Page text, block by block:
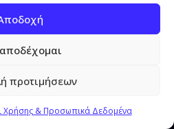
προτιμήσεων
Χρήσης & Προσωπικά Δεδομένα